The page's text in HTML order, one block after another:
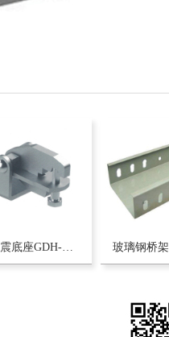
压穿式抗震底座GDH-Ka1 玻璃钢桥架